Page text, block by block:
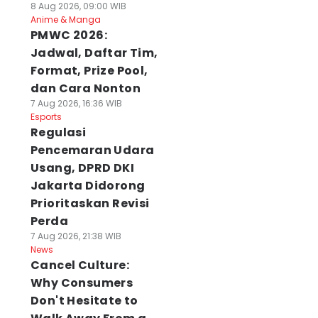
8 Aug 2026, 09:00 WIB
Anime & Manga
PMWC 2026:
Jadwal, Daftar Tim,
Format, Prize Pool,
dan Cara Nonton
7 Aug 2026, 16:36 WIB
Esports
Regulasi
Pencemaran Udara
Usang, DPRD DKI
Jakarta Didorong
Prioritaskan Revisi
Perda
7 Aug 2026, 21:38 WIB
News
Cancel Culture:
Why Consumers
Don't Hesitate to